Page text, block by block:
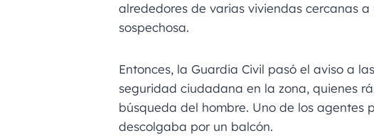
alrededores de varias viviendas cercanas
sospechosa.
Entonces, la Guardia Civil pasó el aviso a
seguridad ciudadana en la zona, quienes
búsqueda del hombre. Uno de los agentes
descolgaba por un balcón.